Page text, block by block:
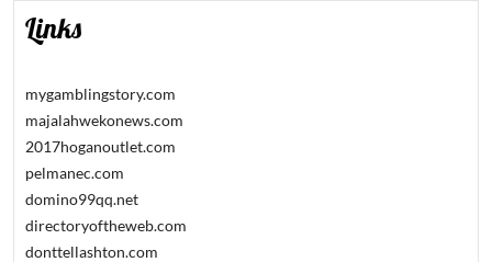
Links
mygamblingstory.com
majalahwekonews.com
2017hoganoutlet.com
pelmanec.com
domino99qq.net
directoryoftheweb.com
donttellashton.com